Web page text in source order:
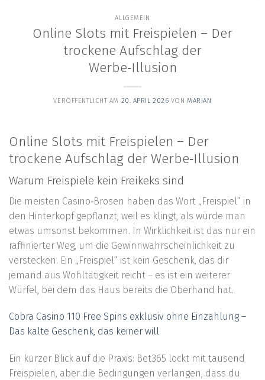
ALLGEMEIN
Online Slots mit Freispielen – Der
trockene Aufschlag der
Werbe‑Illusion
VERÖFFENTLICHT AM 20. APRIL 2026 VONMARIAN
Online Slots mit Freispielen – Der
trockene Aufschlag der Werbe‑Illusion
Warum Freispiele kein Freikeks sind
Die meisten Casino‑Brosen haben das Wort „Freispiel“ in
den Hinterkopf gepflanzt, weil es klingt, als würde man
etwas umsonst bekommen. In Wirklichkeit ist das nur ein
raffinierter Weg, um die Gewinnwahrscheinlichkeit zu
verstecken. Ein „Freispiel“ ist kein Geschenk, das dir
jemand aus Wohltätigkeit reicht – es ist ein weiterer
Würfel, bei dem das Haus bereits die Oberhand hat.
Cobra Casino 110 Free Spins exklusiv ohne Einzahlung –
Das kalte Geschenk, das keiner will
Ein kurzer Blick auf die Praxis: Bet365 lockt mit tausend
Freispielen, aber die Bedingungen verlangen, dass du